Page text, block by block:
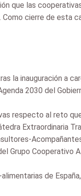
que las
cierre de esta
la inauguración a
2030 del
respecto al reto
Extraordinaria
Grupo Cooperativo
de España,